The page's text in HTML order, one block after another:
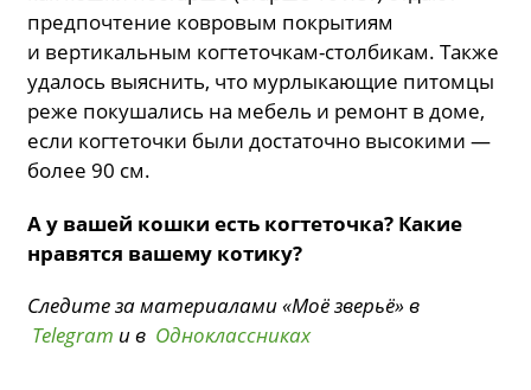
предпочтение ковровым покрытиям
и вертикальным когтеточкам-столбикам. Также
удалось выяснить, что мурлыкающие питомцы
реже покушались на мебель и ремонт в доме,
если когтеточки были достаточно высокими —
более 90 см.
А у вашей кошки есть когтеточка? Какие
нравятся вашему котику?
Следите за материалами «Моё зверьё» в
Telegram и в Одноклассниках